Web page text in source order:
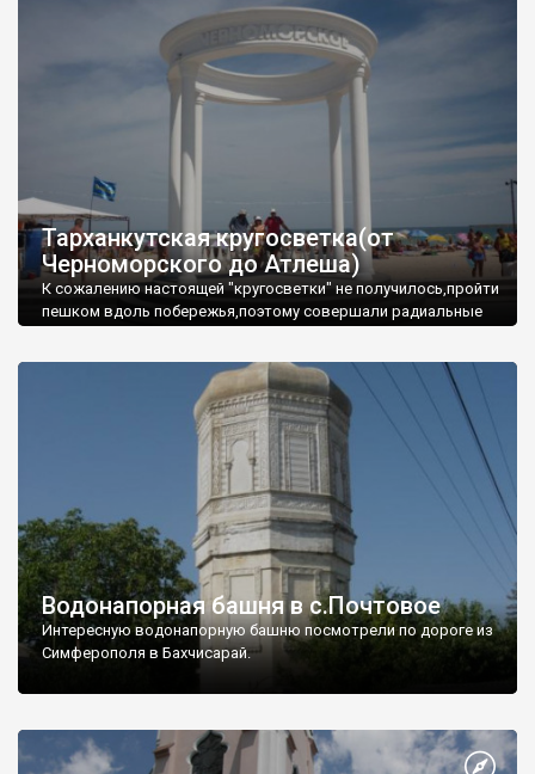
Тарханкутская кругосветка(от
Черноморского до Атлеша)
К сожалению настоящей "кругосветки" не получилось,пройти
пешком вдоль побережья,поэтому совершали радиальные
Водонапорная башня в с.Почтовое
Интересную водонапорную башню посмотрели по дороге из
Симферополя в Бахчисарай.